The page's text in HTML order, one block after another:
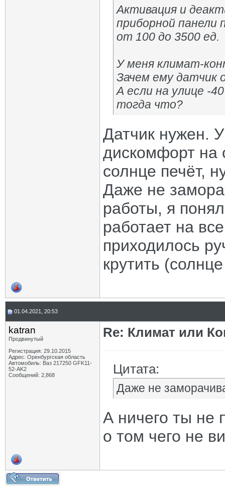
Активация и
приборной панели
от 100 до 3500 ед.
У меня климат-
Зачем ему датчик
А если на улице -
тогда что?
Датчик нужен.
дискомфорт на
солнце печёт,
Даже не
работы, я
работает на
приходилось
крутить
01.04.2021, 20:53
katran
Продвинутый
Регистрация: 29.10.2015
Адрес: Оренбургская область
Автомобиль: Ваз 217250 GFK11-
52-AK2
Сообщений: 2,868
Re: Климат или
Цитата:
Даже не
А ничего ты не
о том чего не